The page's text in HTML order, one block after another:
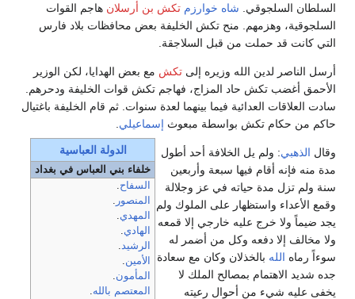
السلطان السلجوقي. شاه خوارزم تكش بن أرسلان هاجم القوات
السلجوقية، وهزمهم. منح تكش الخليفة بعض محافظات بلاد فارس
التي كانت قد حملت من قبل السلاجقة.
أرسل الناصر لدين الله وزيره إلى تكش مع بعض الهدايا، لكن الوزير
الأحمق أغضب تكش حاد المزاج، فهاجم تكش قوات الخليفة ودحرهم.
سادت العلاقات العدائية فيما بينهما لعدة سنوات. ثم قام الخليفة باغتيال
حاكم من حكام تكش بواسطة مبعوث إسماعيلي
الدولة العباسية
خلفاء بني العباس في بغداد
السفاح
المنصور
المهدي
الهادي
الرشيد
الأمين
المأمون
المعتصم بالله
وقال الذهبي: ولم يل الخلافة أحد أطول
مدة منه فإنه أقام فيها سبعة وأربعين
سنة ولم تزل مدة حياته في عز وجلالة
وقمع الأعداء واستظهار على الملوك ولم
يجد ضيماً ولا خرج عليه خارجي إلا قمعه
ولا مخالف إلا دفعه وكل من أضمر له
سوءاً رماه الله بالخذلان وكان مع سعادة
جده شديد الاهتمام بمصالح الملك لا
يخفى عليه شيء من أحوال رعيته